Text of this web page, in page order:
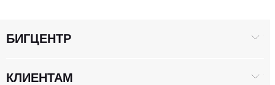
БИГЦЕНТР
КЛИЕНТАМ